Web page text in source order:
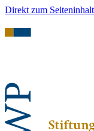
Direkt zum